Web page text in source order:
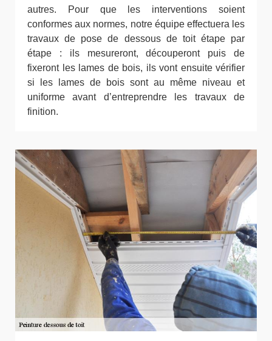
autres. Pour que les interventions soient
conformes aux normes, notre équipe effectuera les
travaux de pose de dessous de toit étape par
étape : ils mesureront, découperont puis de
fixeront les lames de bois, ils vont ensuite vérifier
si les lames de bois sont au même niveau et
uniforme avant d’entreprendre les travaux de
finition.